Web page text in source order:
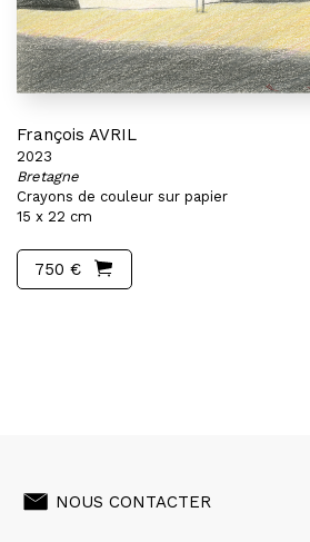
François AVRIL
2023
Bretagne
Crayons de couleur sur papier
15 x 22 cm
750 €
NOUS CONTACTER